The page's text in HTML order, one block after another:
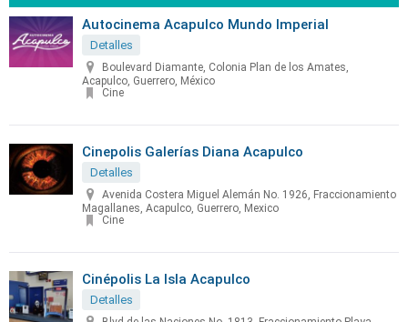
Autocinema Acapulco Mundo Imperial
Detalles
Boulevard Diamante, Colonia Plan de los Amates,
Acapulco, Guerrero, México
Cine
Cinepolis Galerías Diana Acapulco
Detalles
Avenida Costera Miguel Alemán No. 1926, Fraccionamiento
Magallanes, Acapulco, Guerrero, Mexico
Cine
Cinépolis La Isla Acapulco
Detalles